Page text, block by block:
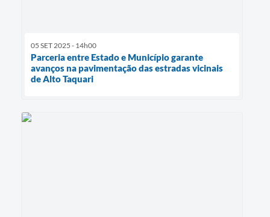
05 SET 2025 - 14h00
Parceria entre Estado e Município garante
avanços na pavimentação das estradas vicinais
de Alto Taquari